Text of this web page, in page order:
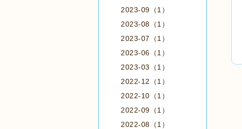
2023-09（1）
2023-08（1）
2023-07（1）
2023-06（1）
2023-03（1）
2022-12（1）
2022-10（1）
2022-09（1）
2022-08（1）